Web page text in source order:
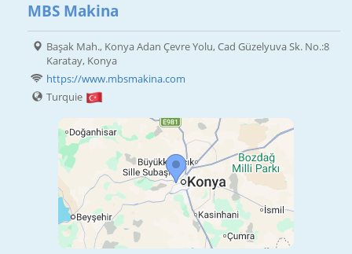
MBS Makina
Başak Mah., Konya Adan Çevre Yolu, Cad Güzelyuva Sk. No.:8
Karatay, Konya
https://www.mbsmakina.com
Turquie